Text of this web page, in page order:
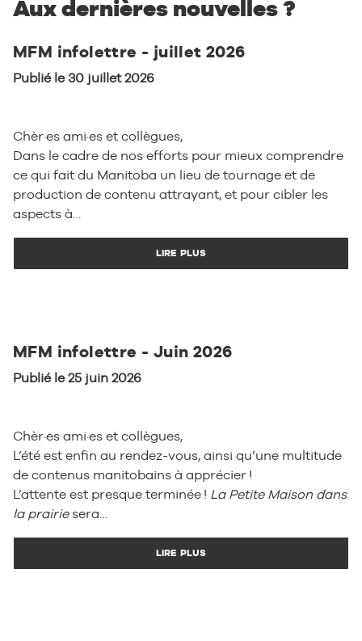
Aux dernières nouvelles ?
MFM infolettre - juillet 2026
Publié le 30 juillet 2026
Chèr·es ami·es et collègues,
Dans le cadre de nos efforts pour mieux comprendre
ce qui fait du Manitoba un lieu de tournage et de
production de contenu attrayant, et pour cibler les
aspects à…
LIRE PLUS
MFM infolettre - Juin 2026
Publié le 25 juin 2026
Chèr·es ami·es et collègues,
L’été est enfin au rendez-vous, ainsi qu’une multitude
de contenus manitobains à apprécier !
L’attente est presque terminée ! La Petite Maison dans
la prairiesera…
LIRE PLUS